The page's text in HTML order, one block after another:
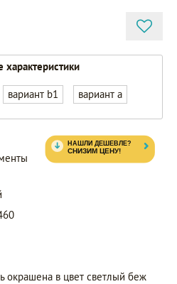
характеристики
вариант b1 вариант a
окрашена в цвет светлый беж